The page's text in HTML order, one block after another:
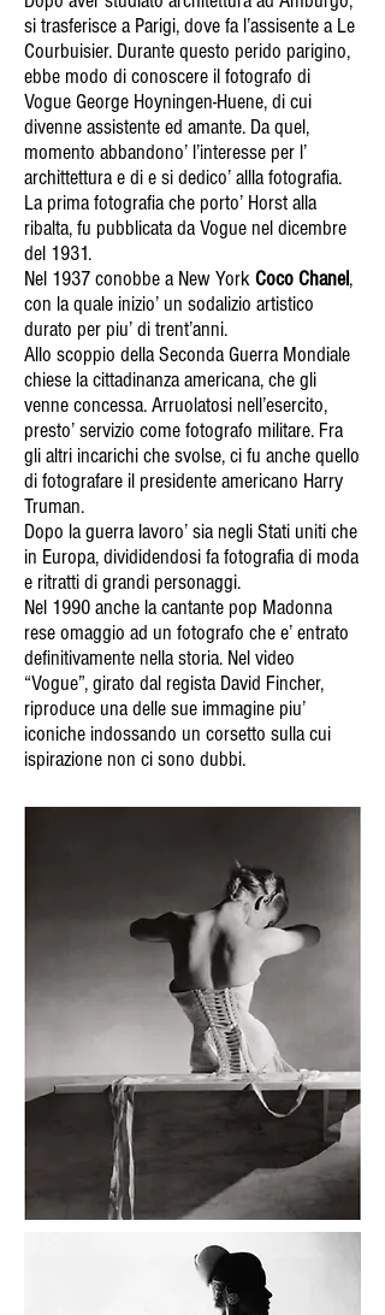
si trasferisce a Parigi, dove fa l’assisente a Le
Courbuisier. Durante questo perido parigino,
ebbe modo di conoscere il fotografo di
Vogue George Hoyningen-Huene, di cui
divenne assistente ed amante. Da quel,
momento abbandono’ l’interesse per l’
archittettura e di e si dedico’ allla fotografia.
La prima fotografia che porto’ Horst alla
ribalta, fu pubblicata da Vogue nel dicembre
del 1931.
Nel 1937 conobbe a New YorkCoco Chanel,
con la quale inizio’ un sodalizio artistico
durato per piu’ di trent’anni.
Allo scoppio della Seconda Guerra Mondiale
chiese la cittadinanza americana, che gli
venne concessa. Arruolatosi nell’esercito,
presto’ servizio come fotografo militare. Fra
gli altri incarichi che svolse, ci fu anche quello
di fotografare il presidente americano Harry
Truman.
Dopo la guerra lavoro’ sia negli Stati uniti che
in Europa, divididendosi fa fotografia di moda
e ritratti di grandi personaggi.
Nel 1990 anche la cantante pop Madonna
rese omaggio ad un fotografo che e’ entrato
definitivamente nella storia. Nel video
“Vogue”, girato dal regista David Fincher,
riproduce una delle sue immagine piu’
iconiche indossando un corsetto sulla cui
ispirazione non ci sono dubbi.